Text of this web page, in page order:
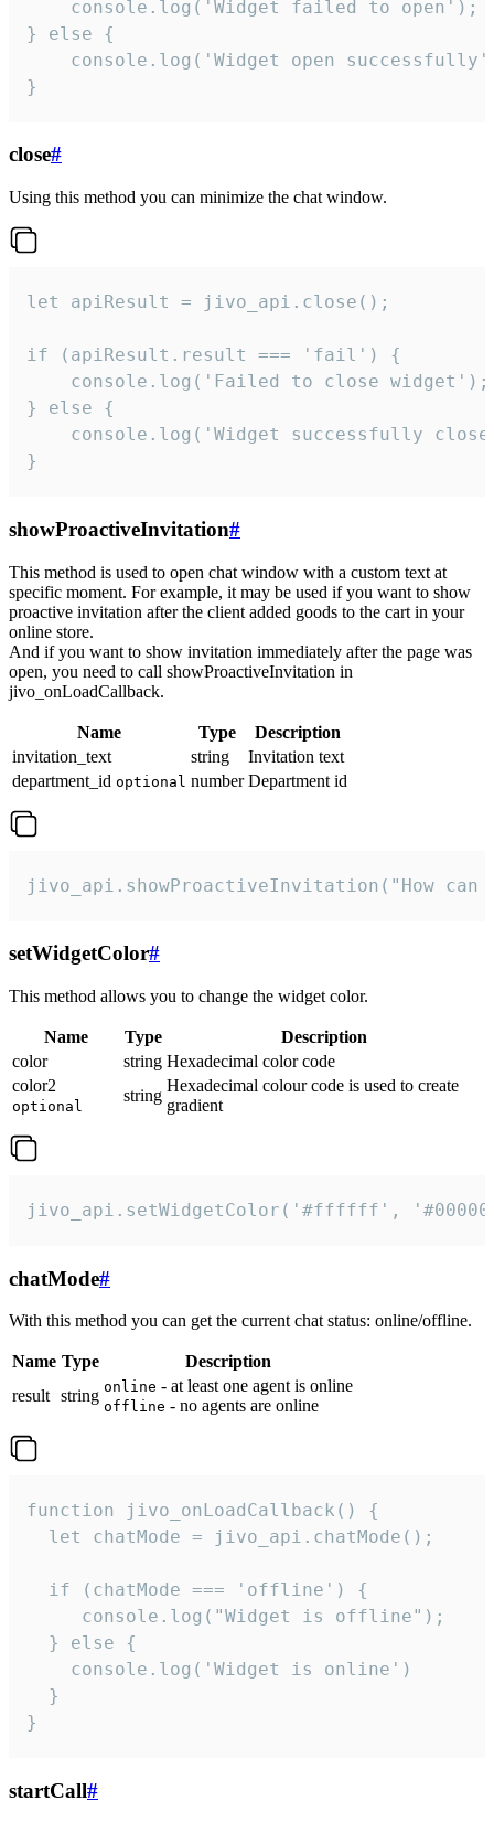
    console.log('Widget failed to open');
} else {
console.log('Widget open
}
close#
Using this method you can minimize the chat window.
let apiResult = jivo_api.close();
if (apiResult.result === 'fail') {
    console.log('Failed to close widget');
} else {
console.log('Widget successfully
}
showProactiveInvitation#
This method is used to open chat window with a custom text at
specific moment. For example, it may be used if you want to show
proactive invitation after the client added goods to the cart in your
online store.
And if you want to show invitation immediately after the page was
open, you need to call showProactiveInvitation in
jivo_onLoadCallback.
Name Type
Description
invitation_text
string
Invitation text
department_id optional number Department id
jivo_api.showProactiveInvitation("How
setWidgetColor#
This method allows you to change the widget color.
Name Type
Description
color
string Hexadecimal color code
color2
optional
string
Hexadecimal colour code is used to create
gradient
jivo_api.setWidgetColor('#ffffff',
chatMode#
With this method you can get the current chat status: online/offline.
Name Type
Description
result string online - at least one agent is online
offline - no agents are online
function jivo_onLoadCallback() {
  let chatMode = jivo_api.chatMode();
  if (chatMode === 'offline') {
     console.log("Widget is offline");
  } else {
    console.log('Widget is online')
  }
}
startCall#